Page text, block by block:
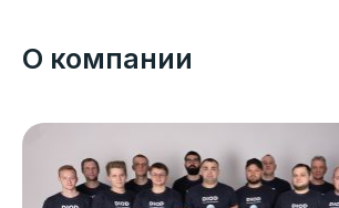
О компании